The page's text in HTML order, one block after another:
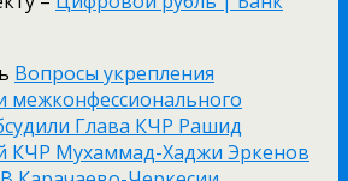
Вопросы укрепления
межконфессионального
Глава КЧР Рашид
КЧР Мухаммад-Хаджи Эркенов